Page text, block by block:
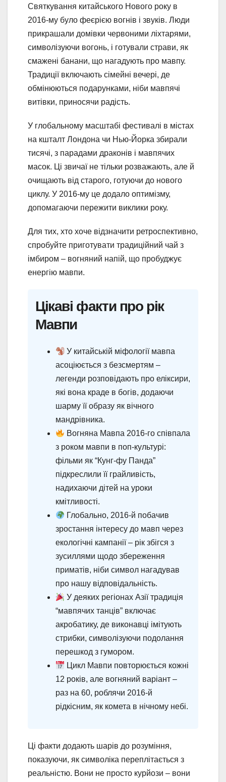
Святкування китайського Нового року в
2016-му було феєрією вогнів і звуків. Люди
прикрашали домівки червоними ліхтарями,
символізуючи вогонь, і готували страви, як
смажені банани, що нагадують про мавпу.
Традиції включають сімейні вечері, де
обмінюються подарунками, ніби мавпячі
витівки, приносячи радість.
У глобальному масштабі фестивалі в містах
на кшталт Лондона чи Нью-Йорка збирали
тисячі, з парадами драконів і мавпячих
масок. Ці звичаї не тільки розважають, але й
очищають від старого, готуючи до нового
циклу. У 2016-му це додало оптимізму,
допомагаючи пережити виклики року.
Для тих, хто хоче відзначити ретроспективно,
спробуйте приготувати традиційний чай з
імбиром – вогняний напій, що пробуджує
енергію мавпи.
Цікаві факти про рік
Мавпи
У китайській міфології мавпа
асоціюється з безсмертям –
легенди розповідають про еліксири,
які вона краде в богів, додаючи
шарму її образу як вічного
мандрівника.
Вогняна Мавпа 2016-го співпала
з роком мавпи в поп-культурі:
фільми як “Кунг-фу Панда”
підкреслили її грайливість,
надихаючи дітей на уроки
кмітливості.
Глобально, 2016-й побачив
зростання інтересу до мавп через
екологічні кампанії – рік збігся з
зусиллями щодо збереження
приматів, ніби символ нагадував
про нашу відповідальність.
У деяких регіонах Азії традиція
“мавпячих танців” включає
акробатику, де виконавці імітують
стрибки, символізуючи подолання
перешкод з гумором.
Цикл Мавпи повторюється кожні
12 років, але вогняний варіант –
раз на 60, роблячи 2016-й
рідкісним, як комета в нічному небі.
Ці факти додають шарів до розуміння,
показуючи, як символіка переплітається з
реальністю. Вони не просто курйози – вони